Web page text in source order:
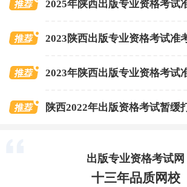
2025年陕西出版专业资格考试
2023陕西出版专业资格考试准
2023年陕西出版专业资格考试
陕西2022年出版资格考试暂缓
出版专业资格考试网
十三年品质网校